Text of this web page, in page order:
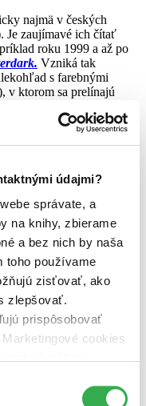
údajmi?
správate, a
na knihy, zbierame
a bez nich by naša
toho používame
zisťovať, ako
zlepšovať.
prispôsobovať
cookies
všetky tieto
najmä v českých
Je zaujímavé ich čítať
roku 1999 a až po
Vzniká tak
s farebnými
v ktorom sa prelínajú
už poznaných farieb.
je K. K ako kvalita,
krása.